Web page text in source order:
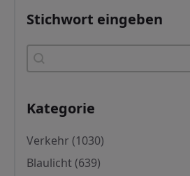
Stichwort eingeben
Stichwort eingeben
Stichwort eingeben
Kategorie
Kategorie
Verkehr (1030)
Blaulicht(639)